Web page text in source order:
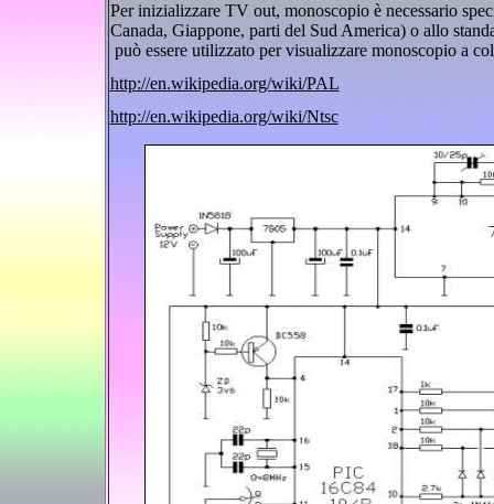
Per inizializzare TV out, monoscopio è necessario
Canada, Giappone, parti del Sud America) o allo
può essere utilizzato per visualizzare monoscopio a
http://en.wikipedia.org/wiki/PAL
http://en.wikipedia.org/wiki/Ntsc